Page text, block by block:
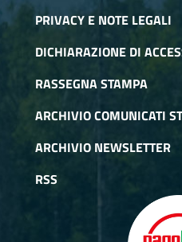
PRIVACY E NOTE LEGALI
DICHIARAZIONE DI
RASSEGNA STAMPA
ARCHIVIO COMUNICATI
ARCHIVIO NEWSLETTER
RSS